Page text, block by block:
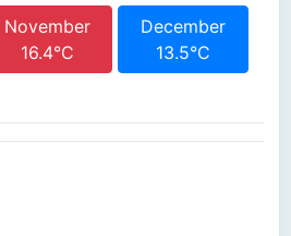
November
16.4°C
December
13.5°C